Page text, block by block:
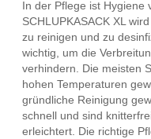
In der Pflege ist Hygiene
SCHLUPKASACK XL
zu reinigen und zu
wichtig, um die
verhindern. Die meisten
hohen Temperaturen
gründliche Reinigung
schnell und sind
erleichtert. Die richtige